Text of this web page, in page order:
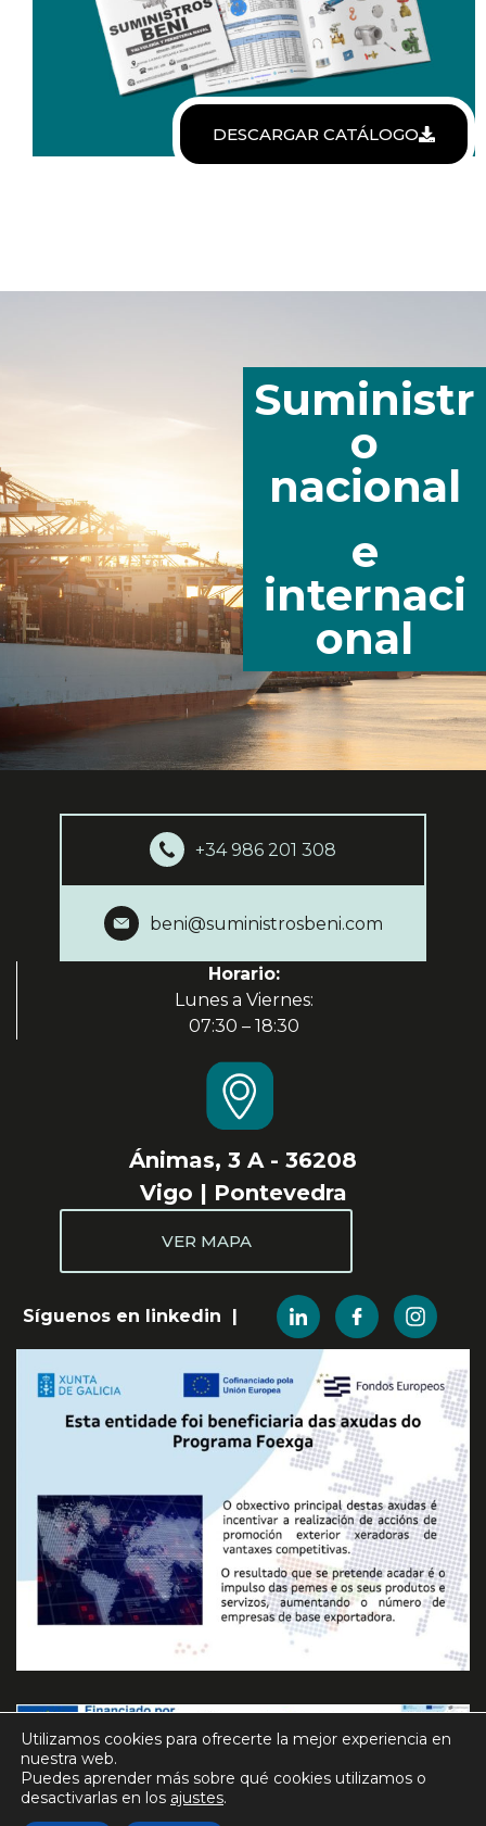
DESCARGAR CATÁLOGO
Suministr
o
nacional
e
internaci
onal
+34 986 201 308
beni@suministrosbeni.com
Horario:
Lunes a Viernes:
07:30 – 18:30
Ánimas, 3 A - 36208
Vigo | Pontevedra
VER MAPA
Síguenos en linkedin |
Política cookies
Declaración de accesibilidadMapa web
Utilizamos cookies para ofrecerte la mejor experiencia en
nuestra web.
Puedes aprender más sobre qué cookies utilizamos o
desactivarlas en los ajustes.